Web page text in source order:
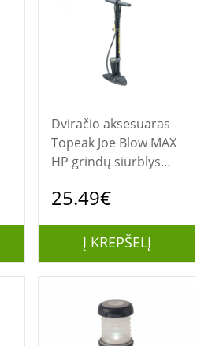
Dviračio aksesuaras
Topeak Joe Blow MAX
HP grindų siurblys
25.49€
Į KREPŠELĮ